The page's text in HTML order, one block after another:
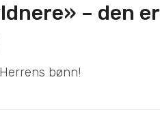
– den er
bønn!